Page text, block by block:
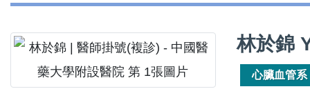
林於錦
心臟血管系